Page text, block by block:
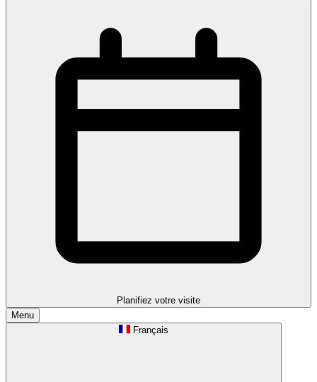
Planifiez votre visite
Menu
Français